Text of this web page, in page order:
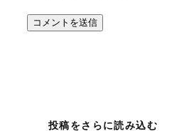
投稿をさらに読み込む